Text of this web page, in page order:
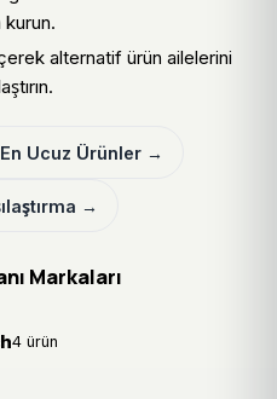
kurun.
alternatif ürün ailelerini
Ucuz Ürünler →
→
Markaları
4 ürün